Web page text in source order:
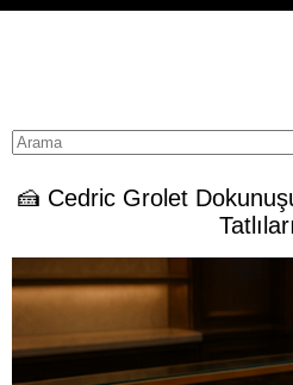
🍰 Cedric Grolet